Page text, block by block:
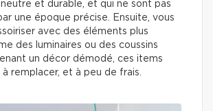
et durable, et qui ne sont pas
une époque précise. Ensuite, vous
avec des éléments plus
des luminaires ou des coussins
un décor démodé, ces items
remplacer, et à peu de frais.